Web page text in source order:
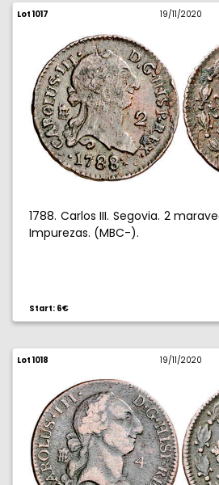
Lot 1017 19/11/2020
1788. Carlos III. Segovia. 2
Impurezas. (MBC-).
Start: 6€
Lot 1018 19/11/2020